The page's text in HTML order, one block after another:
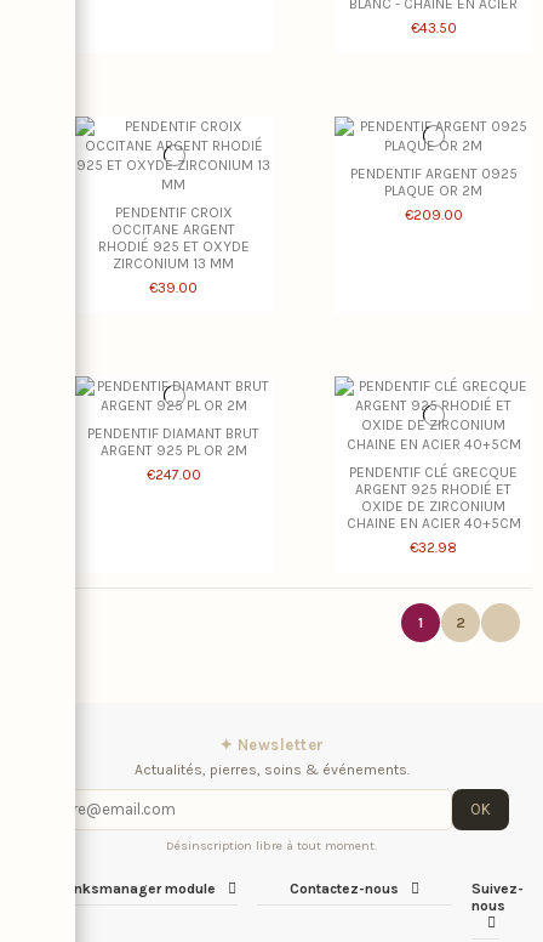
BLANC - CHAINE EN ACIER
€43.50
PENDENTIF CROIX
OCCITANE ARGENT
RHODIÉ 925 ET OXYDE
ZIRCONIUM 13 MM
€39.00
PENDENTIF ARGENT 0925
PLAQUE OR 2M
€209.00
PENDENTIF DIAMANT BRUT
ARGENT 925 PL OR 2M
€247.00
PENDENTIF CLÉ GRECQUE
ARGENT 925 RHODIÉ ET
OXIDE DE ZIRCONIUM
CHAINE EN ACIER 40+5CM
€32.98
1 2
✦ Newsletter
Actualités, pierres, soins & événements.
OK
Désinscription libre à tout moment.
iqitlinksmanager module Contactez-nous
Suivez-
nous